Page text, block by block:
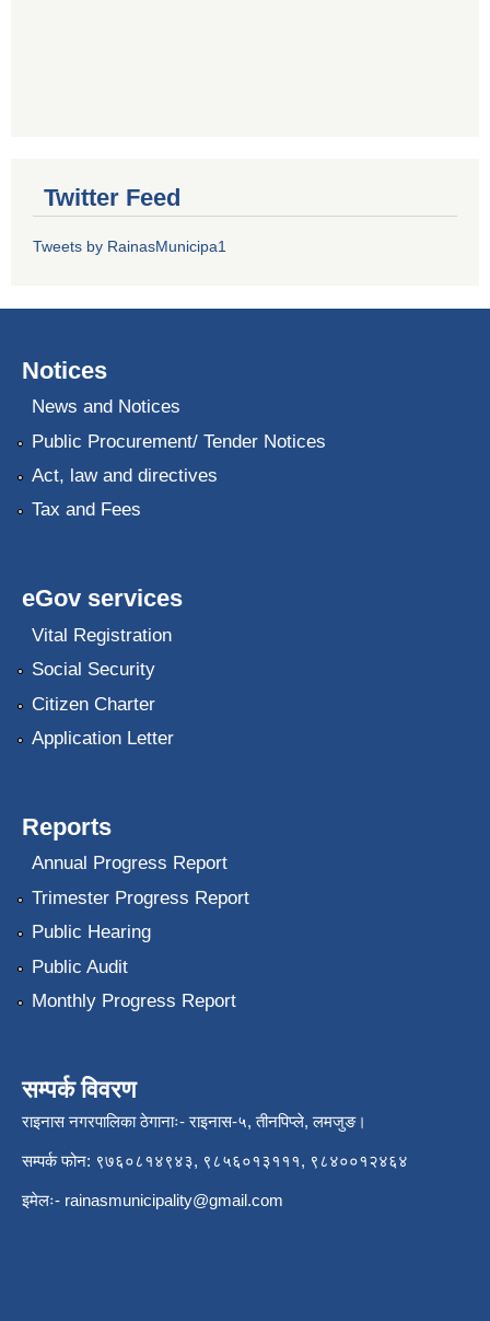
Twitter Feed
Tweets by RainasMunicipa1
Notices
News and Notices
Public Procurement/ Tender Notices
Act, law and directives
Tax and Fees
eGov services
Vital Registration
Social Security
Citizen Charter
Application Letter
Reports
Annual Progress Report
Trimester Progress Report
Public Hearing
Public Audit
Monthly Progress Report
सम्पर्क विवरण
राइनास नगरपालिका ठेगानाः- राइनास-५, तीनपिप्ले, लमजुङ।
सम्पर्क फोन: ९७६०८१४९४३, ९८५६०१३१११, ९८४००१२४६४
इमेलः- rainasmunicipality@gmail.com